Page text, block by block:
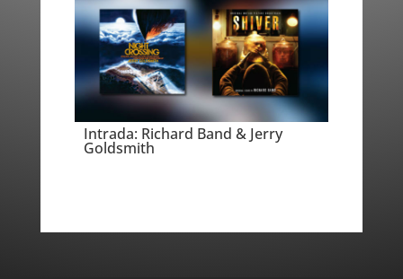
Intrada: Richard Band & Jerry
Goldsmith